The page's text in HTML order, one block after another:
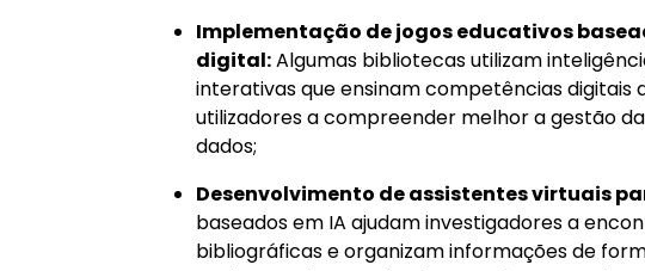
Implementação de jogos educativos
digital:Algumas bibliotecas utilizam
interativas que ensinam competências digitais
utilizadores a compreender melhor a gestão
dados;
Desenvolvimento de assistentes virtuais
baseados em IA ajudam investigadores a
bibliográficas e organizam informações de